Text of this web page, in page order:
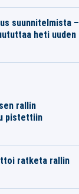
suunnitelmista –
heti uuden
rallin
pistettiin
ratketa rallin